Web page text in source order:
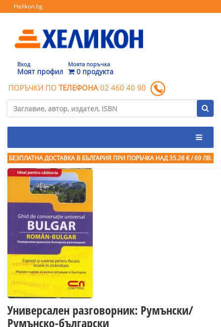
Helikon.bg
Вход
Моят профил
Моята поръчка
0 продукта
ПОРЪЧКИ ПО ТЕЛЕФОНА 02 460 40 90
БЕЗПЛАТНА ДОСТАВКА В БЪЛГАРИЯ ПРИ ПОРЪЧКА НАД 35.28 € / 69 ЛВ.
Универсален разговорник: Румънски/
Румънско-български